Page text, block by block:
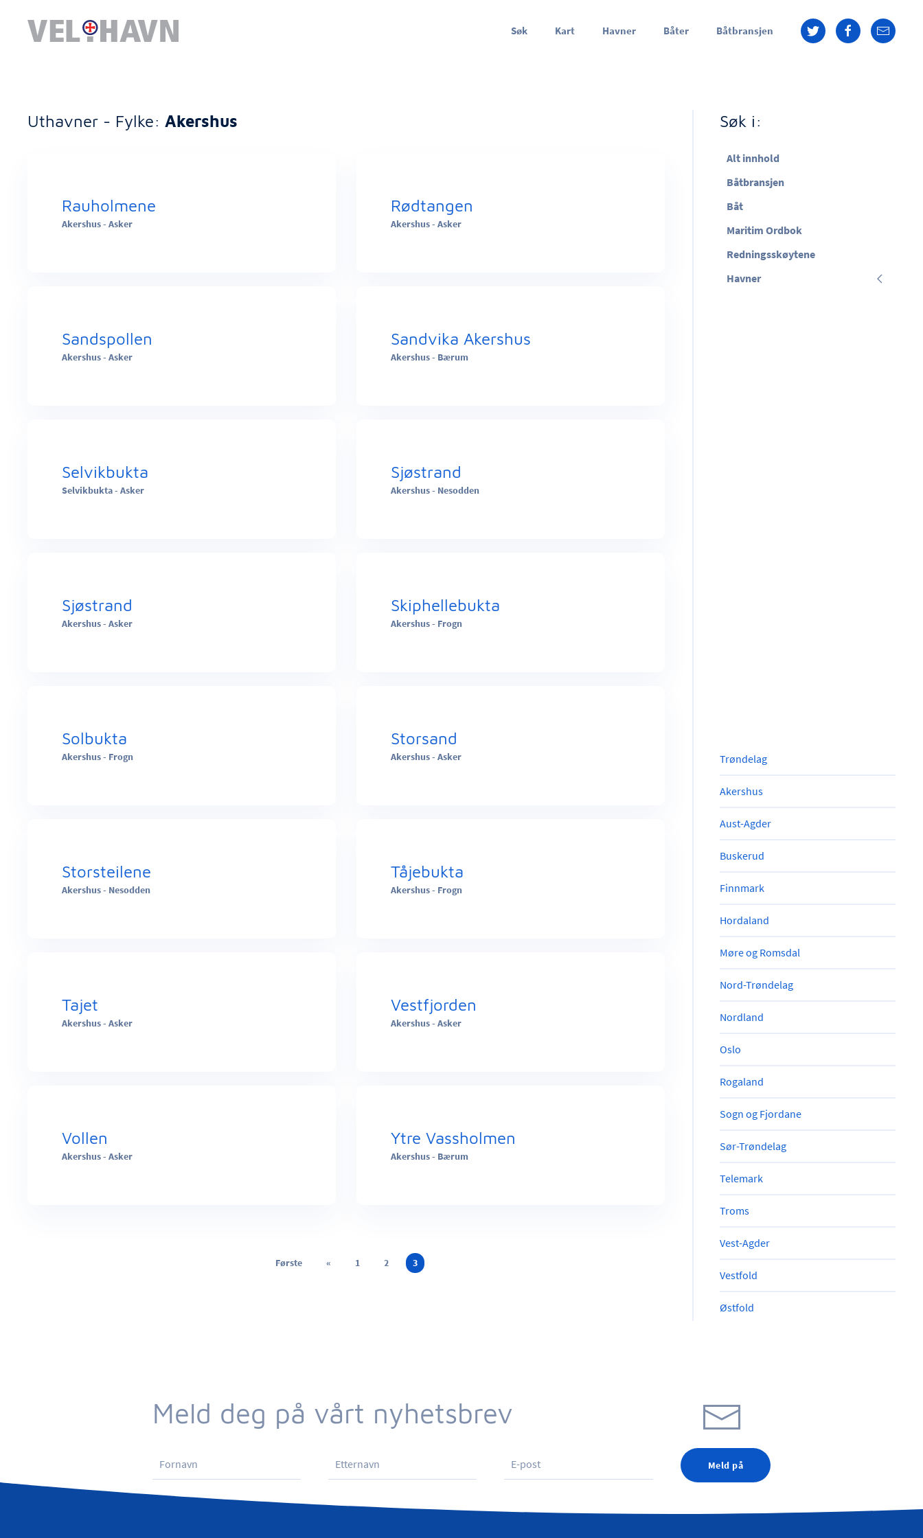
Søk Kart Havner Båter Båtbransjen
Uthavner - Fylke: Akershus
Rauholmene
Akershus - Asker
Sandspollen
Akershus - Asker
Selvikbukta
Selvikbukta - Asker
Sjøstrand
Akershus - Asker
Solbukta
Akershus - Frogn
Storsteilene
Akershus - Nesodden
Tajet
Akershus - Asker
Vollen
Akershus - Asker
Rødtangen
Akershus - Asker
Sandvika Akershus
Akershus - Bærum
Sjøstrand
Akershus - Nesodden
Skiphellebukta
Akershus - Frogn
Storsand
Akershus - Asker
Tåjebukta
Akershus - Frogn
Vestfjorden
Akershus - Asker
Ytre Vassholmen
Akershus - Bærum
Første « 1 2 3
Søk i:
Alt innhold
Båtbransjen
Båt
Maritim Ordbok
Redningsskøytene
Havner
Trøndelag
Akershus
Aust-Agder
Buskerud
Finnmark
Hordaland
Møre og Romsdal
Nord-Trøndelag
Nordland
Oslo
Rogaland
Sogn og Fjordane
Sør-Trøndelag
Telemark
Troms
Vest-Agder
Vestfold
Østfold
Meld deg på vårt nyhetsbrev
Meld på